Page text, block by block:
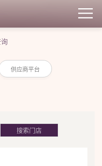
供应商平台
搜索门店